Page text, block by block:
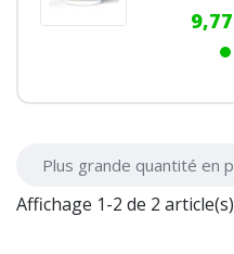
Affichage 1-2 de 2 article(s)